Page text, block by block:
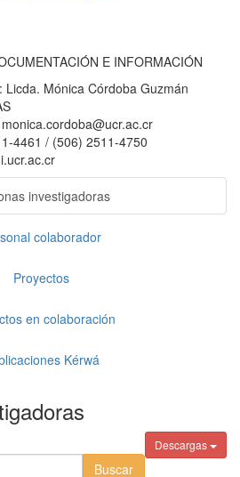
E INFORMACIÓN
Licda. Mónica Córdoba Guzmán
monica.cordoba@ucr.ac.cr
4461 / (506) 2511-4750
investigadoras
colaborador
Proyectos
en colaboración
Kérwá
Descargas